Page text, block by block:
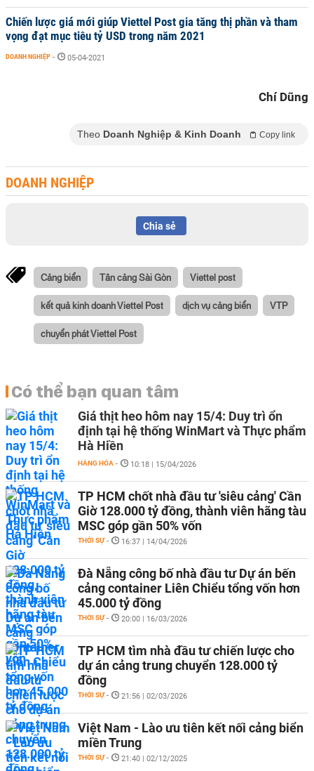
Chiến lược giá mới giúp Viettel Post gia tăng thị phần và tham
vọng đạt mục tiêu tỷ USD trong năm 2021
DOANH NGHIỆP - 05-04-2021
Chí Dũng
Theo Doanh Nghiệp & Kinh Doanh Copy link
DOANH NGHIỆP
Chia sẻ
Cảng biển Tân cảng Sài Gòn Viettel post
kết quả kinh doanh Viettel Post dịch vụ cảng biển VTP
chuyển phát Viettel Post
Có thể bạn quan tâm
Giá thịt heo hôm nay 15/4: Duy trì ổn
định tại hệ thống WinMart và Thực phẩm
Hà Hiền
HÀNG HÓA - 10:18 | 15/04/2026
TP HCM chốt nhà đầu tư 'siêu cảng' Cần
Giờ 128.000 tỷ đồng, thành viên hãng tàu
MSC góp gần 50% vốn
THỜI SỰ - 16:37 | 14/04/2026
Đà Nẵng công bố nhà đầu tư Dự án bến
cảng container Liên Chiểu tổng vốn hơn
45.000 tỷ đồng
THỜI SỰ - 20:00 | 16/03/2026
TP HCM tìm nhà đầu tư chiến lược cho
dự án cảng trung chuyển 128.000 tỷ
đồng
THỜI SỰ - 21:56 | 02/03/2026
Việt Nam - Lào ưu tiên kết nối cảng biển
miền Trung
THỜI SỰ - 21:40 | 02/12/2025